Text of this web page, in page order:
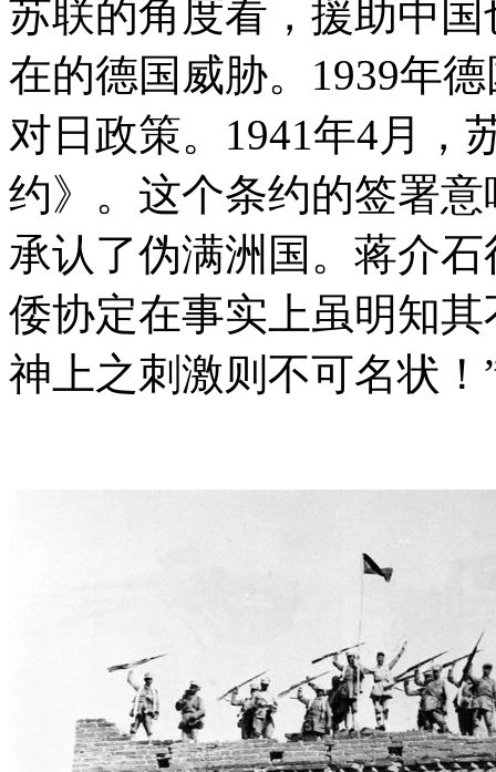
苏联的角度看，援助中
在的德国威胁。1939年
对日政策。1941年4月，
约》。这个条约的签署
承认了伪满洲国。蒋介
倭协定在事实上虽明知
神上之刺激则不可名状！